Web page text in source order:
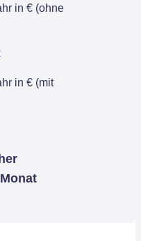
in € (ohne
in € (mit